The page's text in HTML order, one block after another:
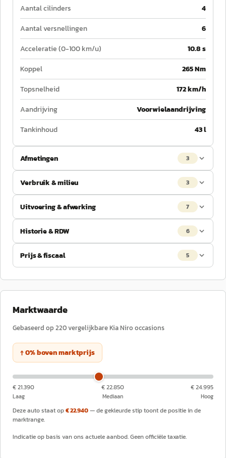
Aantal cilinders
4
Aantal versnellingen
6
Acceleratie (0-100 km/u)
10.8 s
Koppel
265 Nm
Topsnelheid
172 km/h
Aandrijving
Voorwielaandrijving
Tankinhoud
43 l
Afmetingen 3
Verbruik & milieu 3
Uitvoering & afwerking 7
Historie & RDW 6
Prijs & fiscaal 5
Marktwaarde
Gebaseerd op 220vergelijkbareKiaNiro occasions
↑0%bovenmarktprijs
€ 21.390
Laag
€ 22.850
Mediaan
€ 24.995
Hoog
Deze auto staat op€ 22.940— de gekleurde stip toont de positie in de
marktrange.
Indicatie op basis van ons actuele aanbod. Geen officiële taxatie.